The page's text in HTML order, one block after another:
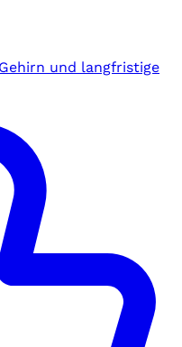
und langfristige